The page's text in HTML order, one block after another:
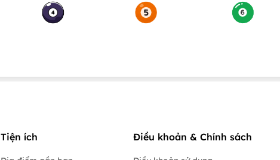
Tiện ích Điều khoản & Chính sách